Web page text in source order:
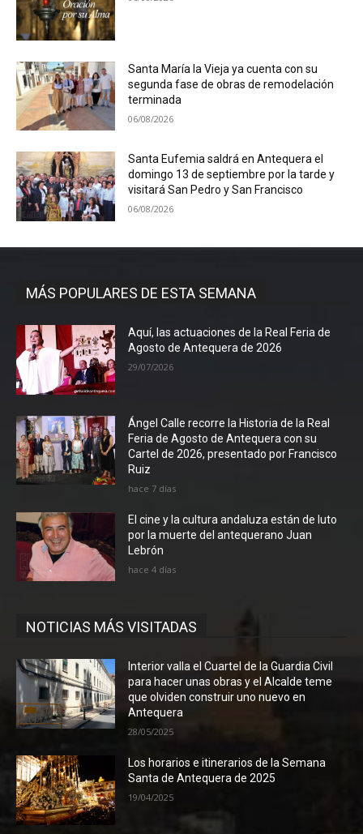
Santa María la Vieja ya cuenta con su
segunda fase de obras de remodelación
terminada
06/08/2026
Santa Eufemia saldrá en Antequera el
domingo 13 de septiembre por la tarde y
visitará San Pedro y San Francisco
06/08/2026
MÁS POPULARES DE ESTA SEMANA
Aquí, las actuaciones de la Real Feria de
Agosto de Antequera de 2026
29/07/2026
Ángel Calle recorre la Historia de la Real
Feria de Agosto de Antequera con su
Cartel de 2026, presentado por Francisco
Ruiz
hace 7 días
El cine y la cultura andaluza están de luto
por la muerte del antequerano Juan
Lebrón
hace 4 días
NOTICIAS MÁS VISITADAS
Interior valla el Cuartel de la Guardia Civil
para hacer unas obras y el Alcalde teme
que olviden construir uno nuevo en
Antequera
28/05/2025
Los horarios e itinerarios de la Semana
Santa de Antequera de 2025
19/04/2025